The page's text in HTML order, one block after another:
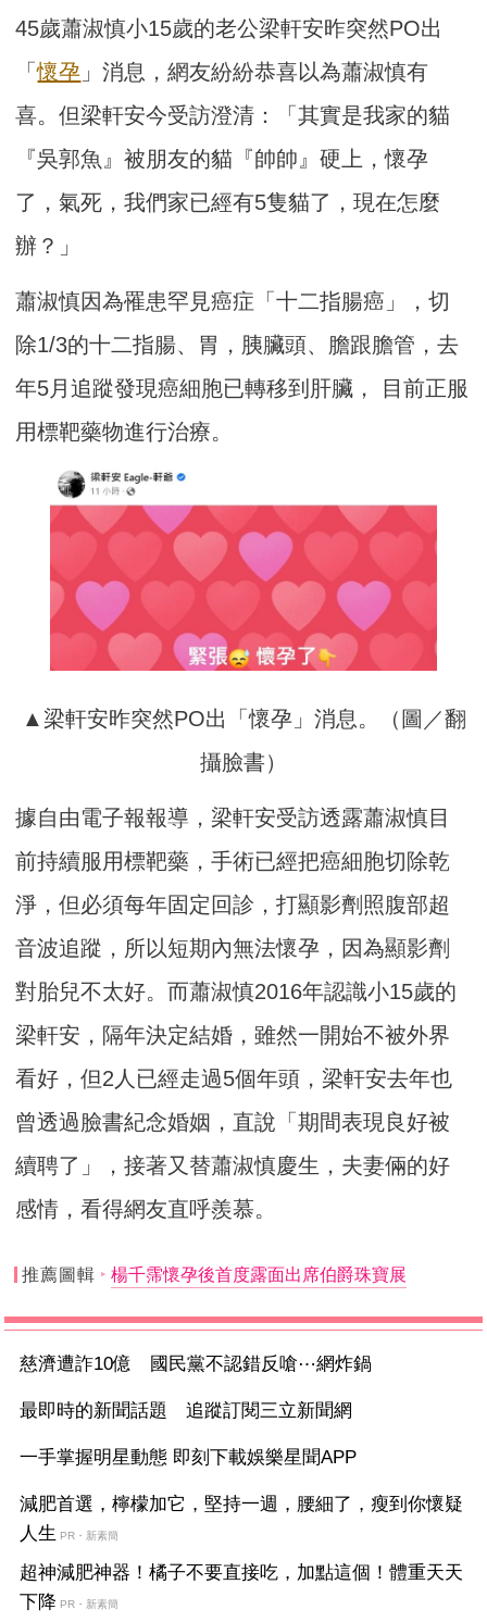
45歲蕭淑慎小15歲的老公梁軒安昨突然PO出
「懷孕 」消息，網友紛紛恭喜以為蕭淑慎有
喜。但梁軒安今受訪澄清：「其實是我家的貓
『吳郭魚』被朋友的貓『帥帥』硬上，懷孕
了，氣死，我們家已經有5隻貓了，現在怎麼
辦？」
蕭淑慎因為罹患罕見癌症「十二指腸癌」，切
除1/3的十二指腸、胃，胰臟頭、膽跟膽管，去
年5月追蹤發現癌細胞已轉移到肝臟， 目前正服
用標靶藥物進行治療。
▲梁軒安昨突然PO出「懷孕」消息。（圖／翻
攝臉書）
據自由電子報報導，梁軒安受訪透露蕭淑慎目
前持續服用標靶藥，手術已經把癌細胞切除乾
淨，但必須每年固定回診，打顯影劑照腹部超
音波追蹤，所以短期內無法懷孕，因為顯影劑
對胎兒不太好。而蕭淑慎2016年認識小15歲的
梁軒安，隔年決定結婚，雖然一開始不被外界
看好，但2人已經走過5個年頭，梁軒安去年也
曾透過臉書紀念婚姻，直說「期間表現良好被
續聘了」，接著又替蕭淑慎慶生，夫妻倆的好
感情，看得網友直呼羨慕。
推薦圖輯 楊千霈懷孕後首度露面出席伯爵珠寶展
慈濟遭詐10億 國民黨不認錯反嗆⋯網炸鍋
最即時的新聞話題 追蹤訂閱三立新聞網
一手掌握明星動態 即刻下載娛樂星聞APP
減肥首選，檸檬加它，堅持一週，腰細了，瘦到你懷疑
人生 PR・新素簡
超神減肥神器！橘子不要直接吃，加點這個！體重天天
下降 PR・新素簡